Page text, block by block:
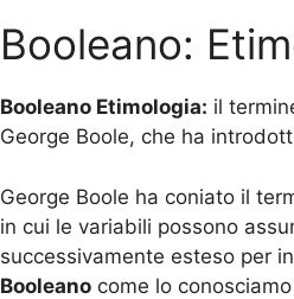
Booleano:
Booleano Etimologia: il
George Boole, che ha
George Boole ha coniato il
in cui le variabili possono
successivamente esteso per
Booleano come lo